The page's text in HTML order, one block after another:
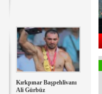
Kırkpınar Başpehlivanı
Ali Gürbüz